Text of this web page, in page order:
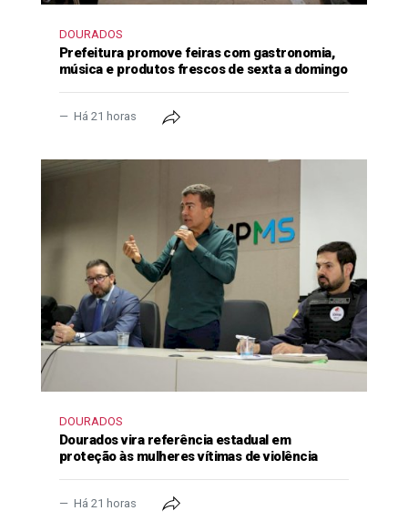
DOURADOS
Prefeitura promove feiras com gastronomia,
música e produtos frescos de sexta a domingo
Há 21 horas
DOURADOS
Dourados vira referência estadual em
proteção às mulheres vítimas de violência
Há 21 horas